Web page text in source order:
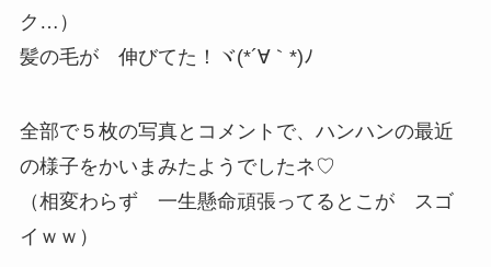
ク…）
髪の毛が 伸びてた！ヾ(*´∀｀*)ﾉ
全部で５枚の写真とコメントで、ハンハンの最近
の様子をかいまみたようでしたネ♡
（相変わらず 一生懸命頑張ってるとこが スゴ
イｗｗ）